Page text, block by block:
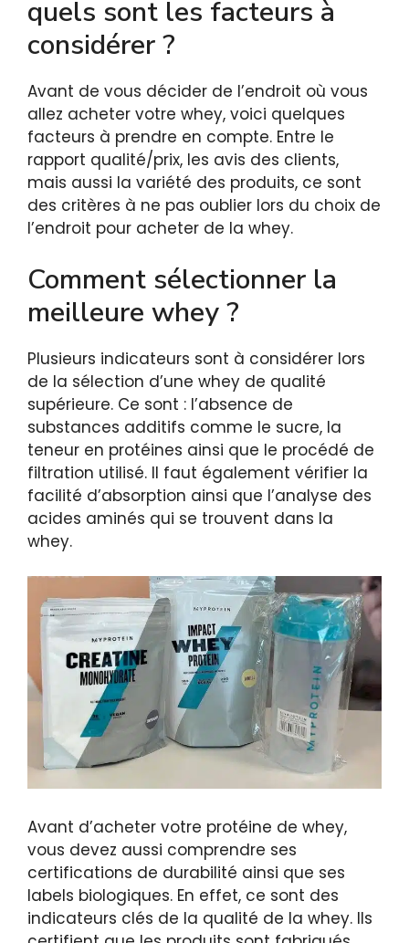
quels sont les facteurs à
considérer ?
Avant de vous décider de l’endroit où vous
allez acheter votre whey, voici quelques
facteurs à prendre en compte. Entre le
rapport qualité/prix, les avis des clients,
mais aussi la variété des produits, ce sont
des critères à ne pas oublier lors du choix de
l’endroit pour acheter de la whey.
Comment sélectionner la
meilleure whey ?
Plusieurs indicateurs sont à considérer lors
de la sélection d’une whey de qualité
supérieure. Ce sont : l’absence de
substances additifs comme le sucre, la
teneur en protéines ainsi que le procédé de
filtration utilisé. Il faut également vérifier la
facilité d’absorption ainsi que l’analyse des
acides aminés qui se trouvent dans la
whey.
Avant d’acheter votre protéine de whey,
vous devez aussi comprendre ses
certifications de durabilité ainsi que ses
labels biologiques. En effet, ce sont des
indicateurs clés de la qualité de la whey. Ils